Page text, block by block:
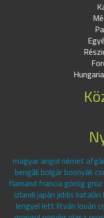
magyar angol német
bengáli bolgár bosnyák
flamand francia görög
izlandi japán jiddis
lengyel lett litván lovári